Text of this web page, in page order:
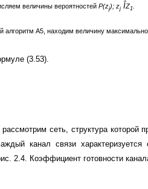
величины вероятностей P(zj); zj ÎZ1
алгоритм А5, находим величину
(3.53).
сеть, структура которой
канал связи
2.4. Коэффициент готовности